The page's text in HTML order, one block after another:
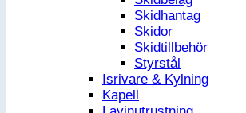
Skidhantag
Skidor
Skidtillbehör
Styrstål
Isrivare & Kylning
Kapell